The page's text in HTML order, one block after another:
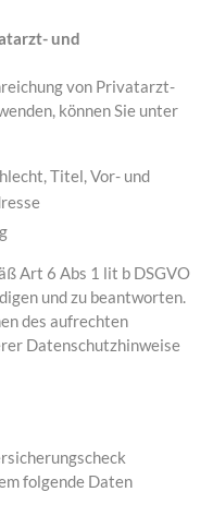
und
von Privatarzt-
können Sie unter
Titel, Vor- und
Art 6 Abs 1 lit b DSGVO
und zu beantworten.
des aufrechten
Datenschutzhinweise
folgende Daten